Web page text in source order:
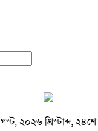
২০২৬ খ্রিস্টাব্দ, ২৪শে